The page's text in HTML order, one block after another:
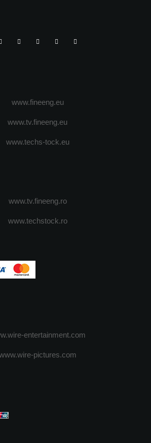
www.fineeng.eu
www.tv.fineeng.eu
www.techs-tock.eu
www.tv.fineeng.ro
www.techstock.ro
entertainment.com
pictures.com